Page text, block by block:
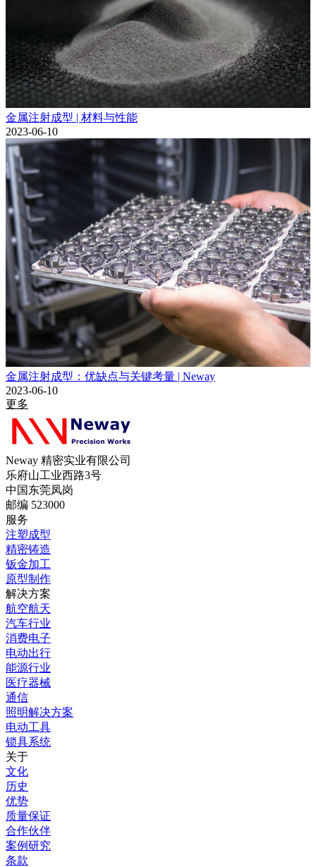
金属注射成型 | 材料与性能
2023-06-10
金属注射成型：优缺点与关键考量 | Neway
2023-06-10
更多
Neway 精密实业有限公司
乐府山工业西路3号
中国东莞凤岗
邮编 523000
服务
注塑成型
精密铸造
钣金加工
原型制作
解决方案
航空航天
汽车行业
消费电子
电动出行
能源行业
医疗器械
通信
照明解决方案
电动工具
锁具系统
关于
文化
历史
优势
质量保证
合作伙伴
案例研究
条款